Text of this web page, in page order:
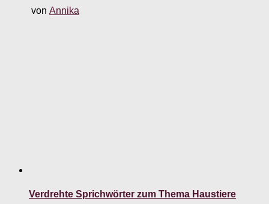
von Annika
Verdrehte Sprichwörter zum Thema Haustiere